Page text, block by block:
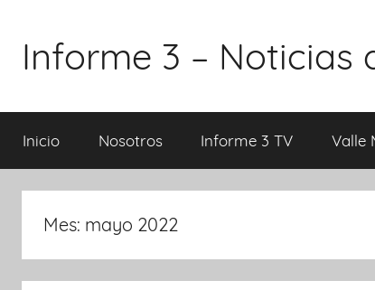
contenido
Informe 3 – Noticias
Inicio Nosotros Informe 3 TV Valle
Mes: mayo 2022